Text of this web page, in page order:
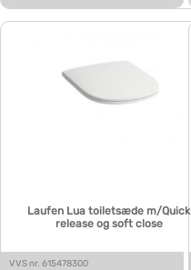
Laufen Lua toiletsæde m/Quick
release og soft close
VVS nr. 615478300